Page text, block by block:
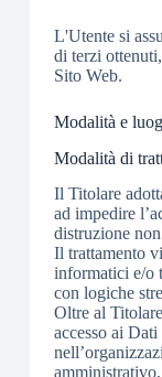
L'Utente si
di terzi
Sito Web.
Modalità e
Modalità di
Il Titolare
ad impedire
distruzione
Il trattamento
informatici e/o
con logiche
Oltre al
accesso ai